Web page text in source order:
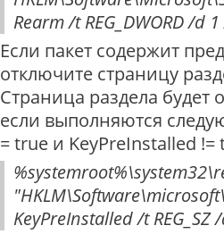
Rearm /t REG_DWORD /d
Если пакет содержит
отключите страницу
Страница раздела будет
если выполняются
= true и KeyPreInstalled !=
KeyPreInstalled /t REG_SZ